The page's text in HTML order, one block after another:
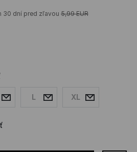
30 dní pred zľavou 5,99 EUR
L XL